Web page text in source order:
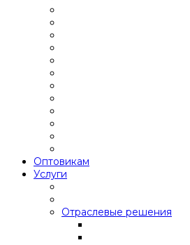
Оптовикам
Услуги
Отраслевые решения